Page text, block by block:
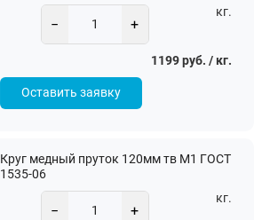
− +
кг.
1199 руб. / кг.
Оставить заявку
Круг медный пруток 120мм тв М1 ГОСТ
1535-06
− +
кг.